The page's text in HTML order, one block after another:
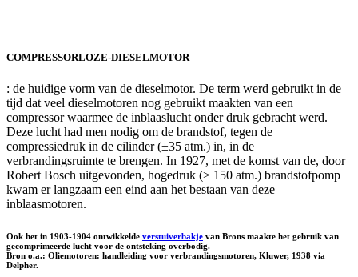
COMPRESSORLOZE-DIESELMOTOR
: de huidige vorm van de dieselmotor. De term werd gebruikt in de
tijd dat veel dieselmotoren nog gebruikt maakten van een
compressor waarmee de inblaaslucht onder druk gebracht werd.
Deze lucht had men nodig om de brandstof, tegen de
compressiedruk in de cilinder (±35 atm.) in, in de
verbrandingsruimte te brengen. In 1927, met de komst van de, door
Robert Bosch uitgevonden, hogedruk (> 150 atm.) brandstofpomp
kwam er langzaam een eind aan het bestaan van deze
inblaasmotoren.
Ook het in 1903-1904 ontwikkelde verstuiverbakje van Brons maakte het gebruik van
gecomprimeerde lucht voor de ontsteking overbodig.
Bron o.a.: Oliemotoren: handleiding voor verbrandingsmotoren, Kluwer, 1938 via
Delpher.